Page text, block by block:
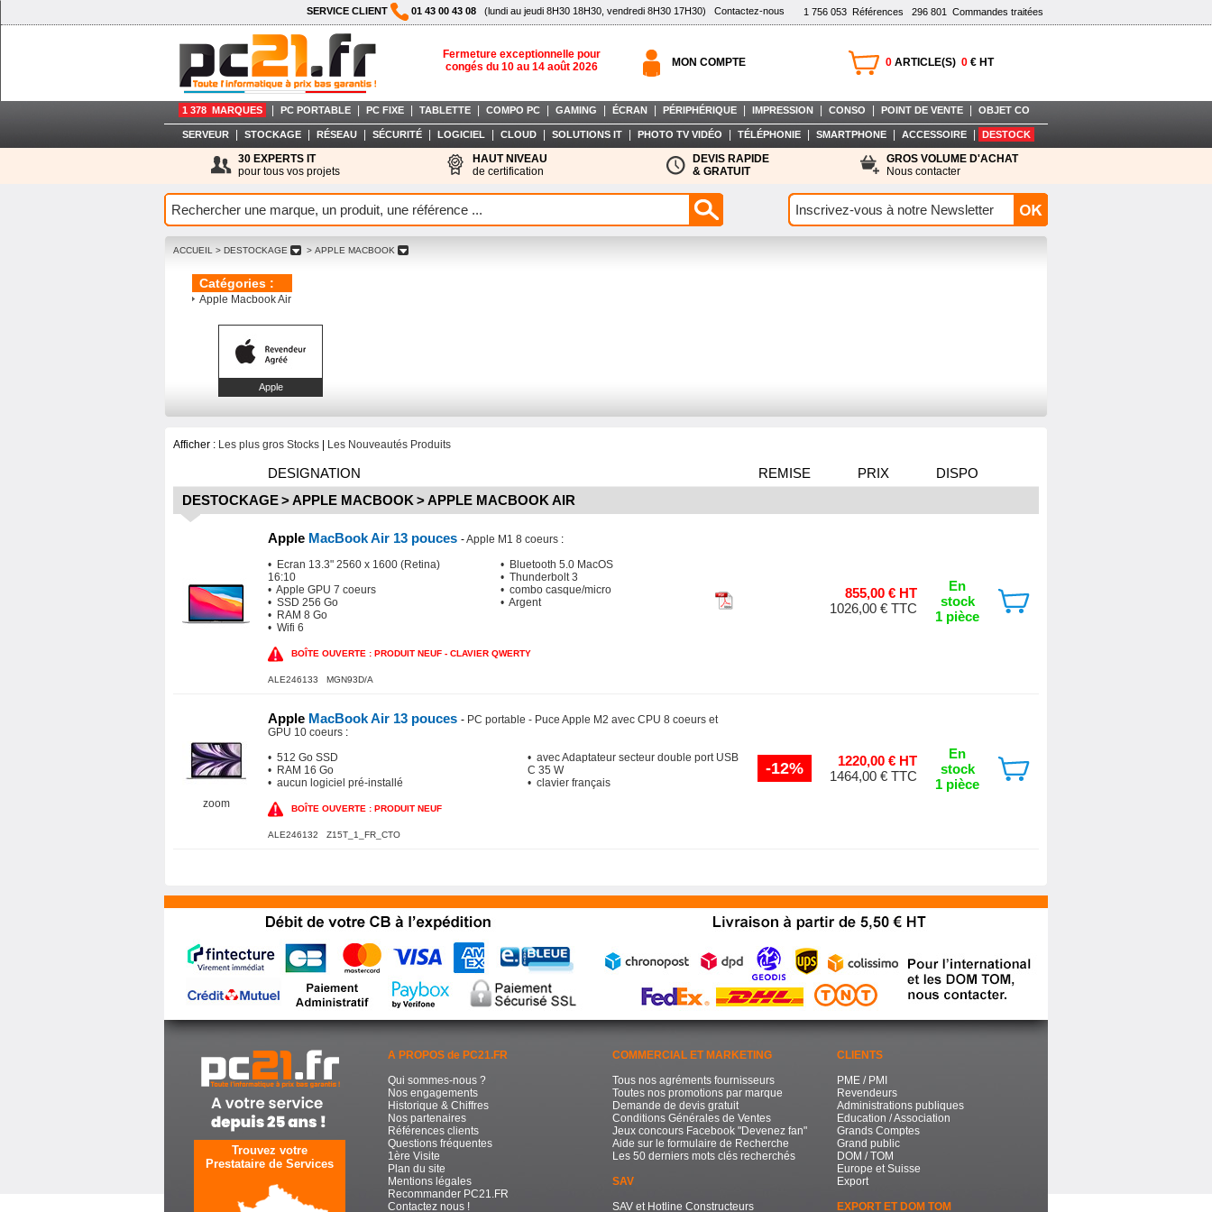
1 756 053 Références 296 801 Commandes traitées
SERVICE CLIENT 01 43 00 43 08 (lundi au jeudi 8H30 18H30, vendredi 8H30 17H30) Contactez-nous
Fermeture exceptionnelle pour
congés du 10 au 14 août 2026
0 ARTICLE(S) 0 € HT
MON COMPTE
1 378 MARQUES PC PORTABLE PC FIXE TABLETTE COMPO PC GAMING ÉCRAN PÉRIPHÉRIQUE IMPRESSION CONSO POINT DE VENTE OBJET CO
SERVEUR STOCKAGE RÉSEAU SÉCURITÉ LOGICIEL CLOUD SOLUTIONS IT PHOTO TV VIDÉO TÉLÉPHONIE SMARTPHONE ACCESSOIRE DESTOCK
30 EXPERTS IT
pour tous vos projets
HAUT NIVEAU
de certification
DEVIS RAPIDE
& GRATUIT
GROS VOLUME D'ACHAT
Nous contacter
ACCUEIL > DESTOCKAGE > APPLE MACBOOK
Catégories :
Apple Macbook Air
Apple
Afficher : Les plus gros Stocks Les Nouveautés Produits
DESIGNATION REMISE PRIX
DISPO
DESTOCKAGE>APPLE MACBOOK >APPLE MACBOOK AIR
Apple MacBook Air 13 pouces -Apple M1 8 coeurs :
• Ecran 13.3" 2560 x 1600 (Retina)
16:10
• Apple GPU 7 coeurs
• SSD 256 Go
• RAM 8 Go
• Wifi 6
• Bluetooth 5.0 MacOS
• Thunderbolt 3
• combo casque/micro
• Argent
BOÎTE OUVERTE : PRODUIT NEUF - CLAVIER QWERTY
ALE246133 MGN93D/A
855,00 € HT
1026,00 € TTC
En
stock
1 pièce
zoom
Apple MacBook Air 13 pouces - PC portable - Puce Apple M2 avec CPU 8 coeurs et
GPU 10 coeurs :
• 512 Go SSD
• RAM 16 Go
• aucun logiciel pré-installé
• avec Adaptateur secteur double port USB
C 35 W
• clavier français
BOÎTE OUVERTE : PRODUIT NEUF
ALE246132 Z15T_1_FR_CTO
-12%
1220,00 € HT
1464,00 € TTC
En
stock
1 pièce
Trouvez votre
Prestataire de Services
A PROPOS de PC21.FR
Qui sommes-nous ?
Nos engagements
Historique & Chiffres
Nos partenaires
Références clients
Questions fréquentes
1ère Visite
Plan du site
Mentions légales
Recommander PC21.FR
Contactez nous !
COMMERCIAL ET MARKETING
Tous nos agréments fournisseurs
Toutes nos promotions par marque
Demande de devis gratuit
Conditions Générales de Ventes
Jeux concours Facebook "Devenez fan"
Aide sur le formulaire de Recherche
Les 50 derniers mots clés recherchés
SAV
SAV et Hotline Constructeurs
CLIENTS
PME / PMI
Revendeurs
Administrations publiques
Education / Association
Grands Comptes
Grand public
DOM / TOM
Europe et Suisse
Export
EXPORT ET DOM TOM